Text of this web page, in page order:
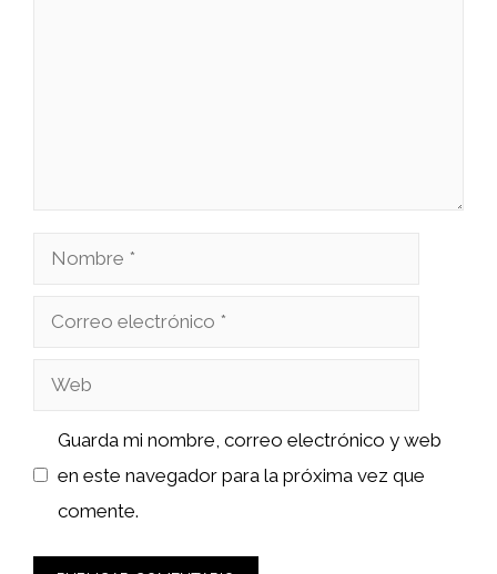
Nombre
Correo
Web
Guarda mi nombre, correo electrónico y web
en este navegador para la próxima vez que
comente.